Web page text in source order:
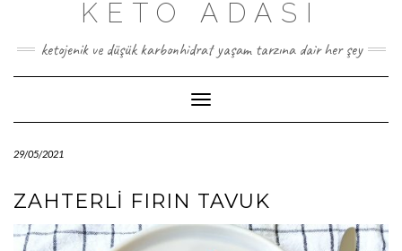
KETO ADASI
ketojenik ve düşük karbonhidrat yaşam tarzına dair her şey
Toggle
Navigation
29/05/2021
ZAHTERLI FIRIN TAVUK